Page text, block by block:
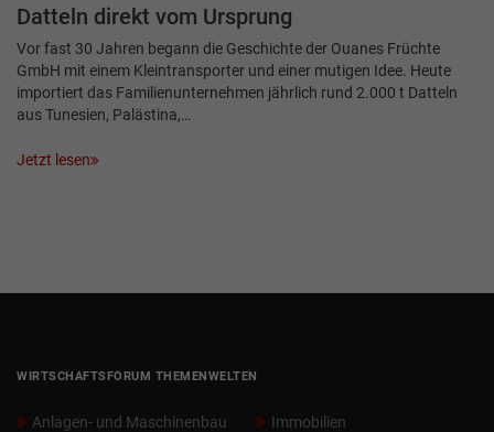
Datteln direkt vom Ursprung
Vor fast 30 Jahren begann die Geschichte der Ouanes Früchte
GmbH mit einem Kleintransporter und einer mutigen Idee. Heute
importiert das Familienunternehmen jährlich rund 2.000 t Datteln
aus Tunesien, Palästina,…
Jetzt lesen
WIRTSCHAFTSFORUM THEMENWELTEN
Anlagen- und Maschinenbau
Immobilien